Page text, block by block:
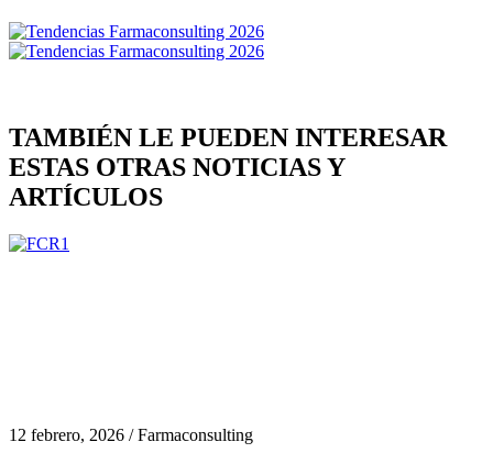
TAMBIÉN LE PUEDEN INTERESAR
ESTAS OTRAS NOTICIAS Y
ARTÍCULOS
12 febrero, 2026 / Farmaconsulting